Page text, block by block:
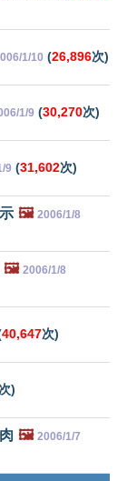
1/10 (26,896次)
1/9 (30,270次)
9 (31,602次)
🖼️ 2006/1/8
🖼️ 2006/1/8
40,647次)
)
🖼️ 2006/1/7